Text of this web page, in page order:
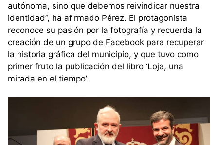
autónoma, sino que debemos reivindicar nuestra
identidad”, ha afirmado Pérez. El protagonista
reconoce su pasión por la fotografía y recuerda la
creación de un grupo de Facebook para recuperar
la historia gráfica del municipio, y que tuvo como
primer fruto la publicación del libro ‘Loja, una
mirada en el tiempo’.